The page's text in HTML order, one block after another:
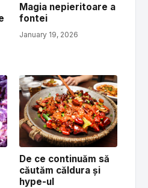
Magia nepieritoare a
fontei
January 19, 2026
De ce continuăm să
căutăm căldura și
hype-ul